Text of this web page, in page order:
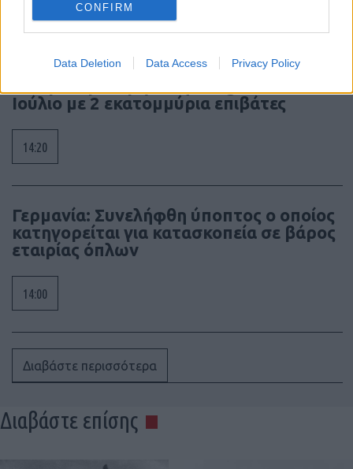
CONFIRM
Data Deletion Data Access Privacy Policy
15:40
Ιούλιο με 2 εκατομμύρια επιβάτες
14:20
Γερμανία: Συνελήφθη ύποπτος ο οποίος
κατηγορείται για κατασκοπεία σε βάρος
εταιρίας όπλων
14:00
Διαβάστε περισσότερα
Διαβάστε επίσης